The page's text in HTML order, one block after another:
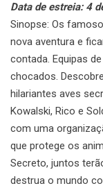
Data de estreia: 4
Sinopse: Os
nova aventura e
contada. Equipas
chocados.
hilariantes aves
Kowalski, Rico e
com uma
que protege os
Secreto, juntos
destrua o mundo